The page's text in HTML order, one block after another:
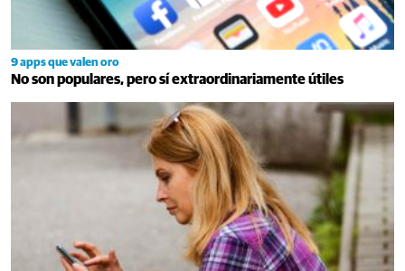
9 apps que valen oro
No son populares, pero sí extraordinariamente útiles